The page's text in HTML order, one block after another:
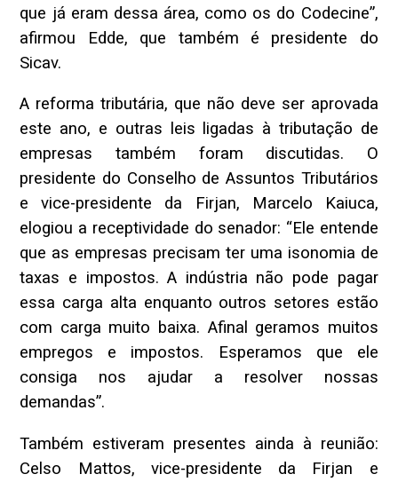
que já eram dessa área, como os do Codecine”,
afirmou Edde, que também é presidente do
Sicav.
A reforma tributária, que não deve ser aprovada
este ano, e outras leis ligadas à tributação de
empresas também foram discutidas. O
presidente do Conselho de Assuntos Tributários
e vice-presidente da Firjan, Marcelo Kaiuca,
elogiou a receptividade do senador: “Ele entende
que as empresas precisam ter uma isonomia de
taxas e impostos. A indústria não pode pagar
essa carga alta enquanto outros setores estão
com carga muito baixa. Afinal geramos muitos
empregos e impostos. Esperamos que ele
consiga nos ajudar a resolver nossas
demandas”.
Também estiveram presentes ainda à reunião:
Celso Mattos, vice-presidente da Firjan e